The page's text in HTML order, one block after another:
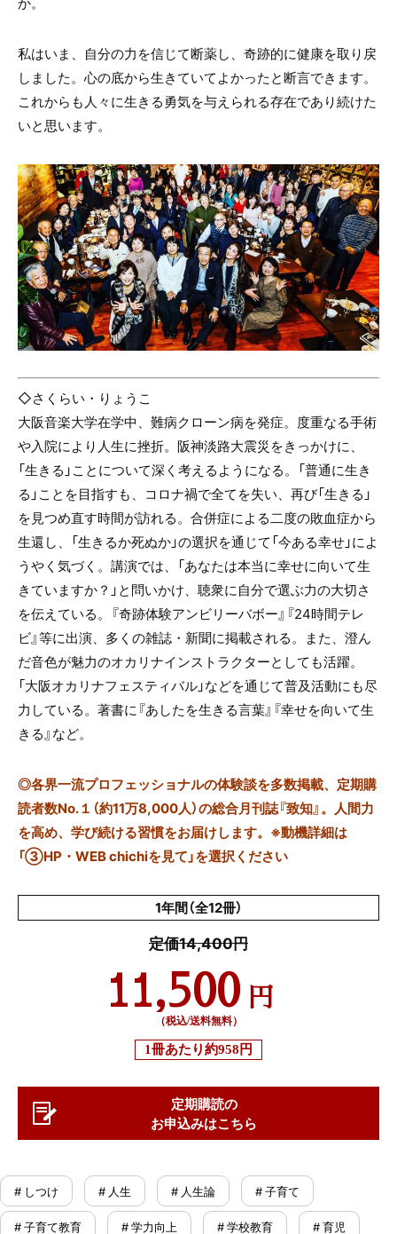
私はいま、自分の力を信じて断薬し、奇跡的に健康を取り戻
しました。心の底から生きていてよかったと断言できます。
これからも人々に生きる勇気を与えられる存在であり続けた
いと思います。
◇さくらい・りょうこ
大阪音楽大学在学中、難病クローン病を発症。度重なる手術
や入院により人生に挫折。阪神淡路大震災をきっかけに、
「生きる」ことについて深く考えるようになる。「普通に生き
る」ことを目指すも、コロナ禍で全てを失い、再び「生きる」
を見つめ直す時間が訪れる。合併症による二度の敗血症から
生還し、「生きるか死ぬか」の選択を通じて「今ある幸せ」によ
うやく気づく。講演では、「あなたは本当に幸せに向いて生
きていますか？」と問いかけ、聴衆に自分で選ぶ力の大切さ
を伝えている。『奇跡体験アンビリーバボー』『24時間テレ
ビ』等に出演、多くの雑誌・新聞に掲載される。また、澄ん
だ音色が魅力のオカリナインストラクターとしても活躍。
「大阪オカリナフェスティバル」などを通じて普及活動にも尽
力している。著書に『あしたを生きる言葉』『幸せを向いて生
きる』など。
◎各界一流プロフェッショナルの体験談を多数掲載、定期購
読者数No.１（約11万8,000人）の総合月刊誌『致知』。人間力
を高め、学び続ける習慣をお届けします。※動機詳細は
「③HP・WEB chichiを見て」を選択ください
1年間（全12冊）
定価14,400円
11,500 円
（税込/送料無料）
1冊あたり約958円
定期購読の
お申込みはこちら
# しつけ # 人生 # 人生論 # 子育て
# 子育て教育 # 学力向上 # 学校教育 # 育児